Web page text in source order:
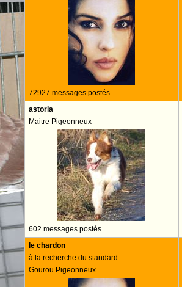
72927 messages postés
astoria
Maitre Pigeonneux
602 messages postés
le chardon
à la recherche du standard
Gourou Pigeonneux